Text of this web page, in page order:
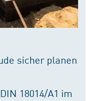
sicher planen
18014/A1 im